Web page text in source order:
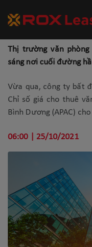
Thị trường văn
sáng nơi cuối đường
Vừa qua, công ty bất
Chỉ số giá cho thuê
Bình Dương (APAC)
06:00 | 25/10/2021